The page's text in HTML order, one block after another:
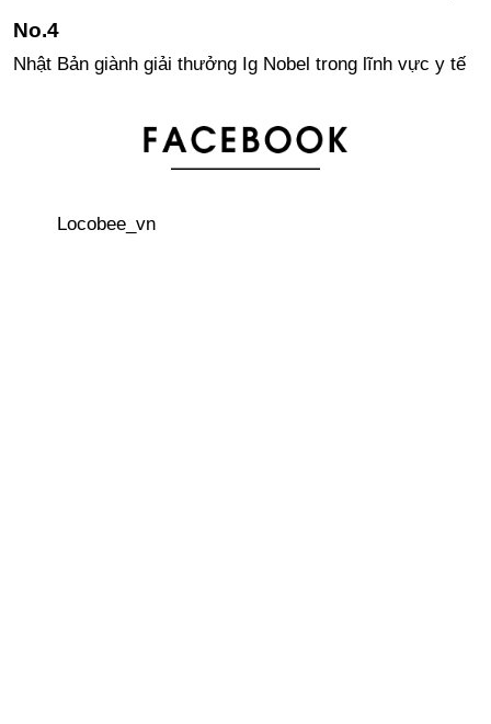
Nhật Bản giành giải thưởng Ig Nobel trong lĩnh vực y tế
Các quy tắc viết chữ Kanji trong tiếng Nhật
Giao lộ nguy hiểm nhất Nhật Bản - ngã 5 Ehira tỉnh
Locobee_vn